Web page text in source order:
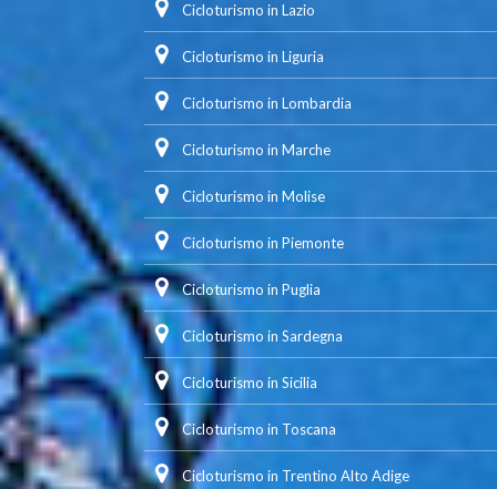
Cicloturismo in Lazio
Cicloturismo in Liguria
Cicloturismo in Lombardia
Cicloturismo in Marche
Cicloturismo in Molise
Cicloturismo in Piemonte
Cicloturismo in Puglia
Cicloturismo in Sardegna
Cicloturismo in Sicilia
Cicloturismo in Toscana
Cicloturismo in Trentino Alto Adige